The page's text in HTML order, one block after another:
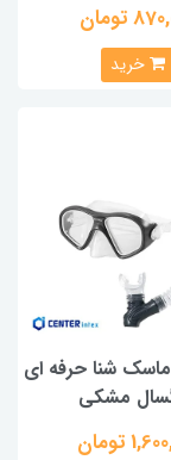
تومان
خرید
شنا حرفه ای
مشکی
تومان